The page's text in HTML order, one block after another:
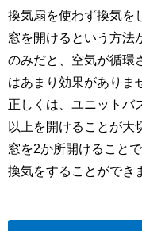
換気扇を使わず換気を
窓を開けるという方法
のみだと、空気が循環
はあまり効果がありま
正しくは、ユニットバ
以上を開けることが大
窓を2か所開けること
換気をすることができ